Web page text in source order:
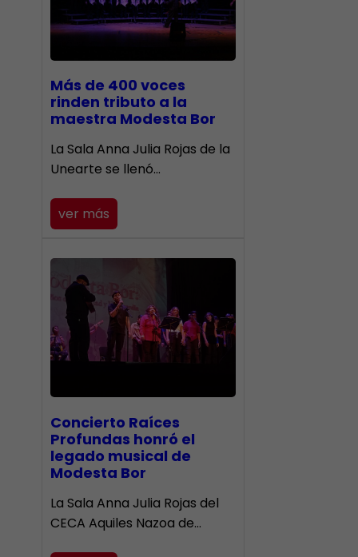
Más de 400 voces
rinden tributo a la
maestra Modesta Bor
​La Sala Anna Julia Rojas de la
Unearte se llenó…
ver más
​Concierto Raíces
Profundas honró el
legado musical de
Modesta Bor
La Sala Anna Julia Rojas del
CECA Aquiles Nazoa de…